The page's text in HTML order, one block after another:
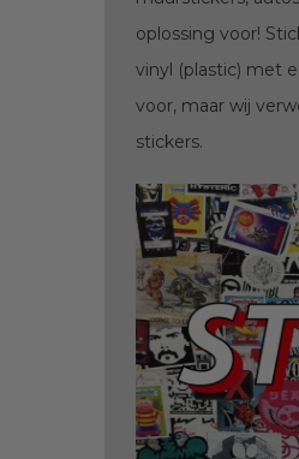
oplossing voor!
vinyl (plastic) met
voor, maar wij
stickers.